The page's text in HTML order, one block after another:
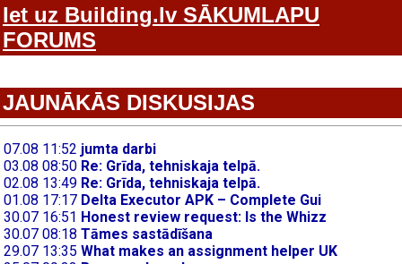
Iet uz Building.lv SĀKUMLAPU
FORUMS
JAUNĀKĀS DISKUSIJAS